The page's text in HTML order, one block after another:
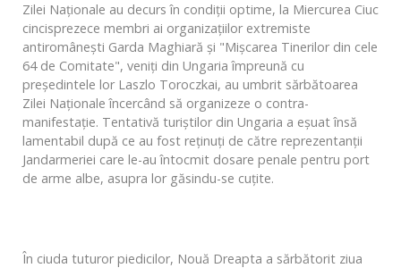
Zilei Naţionale au decurs în condiţii optime, la Miercurea Ciuc
cincisprezece membri ai organizaţiilor extremiste
antiromâneşti Garda Maghiară şi "Mişcarea Tinerilor din cele
64 de Comitate", veniţi din Ungaria împreună cu
preşedintele lor Laszlo Toroczkai, au umbrit sărbătoarea
Zilei Naţionale încercând să organizeze o contra-
manifestaţie. Tentativă turiştilor din Ungaria a eşuat însă
lamentabil după ce au fost reţinuţi de către reprezentanţii
Jandarmeriei care le-au întocmit dosare penale pentru port
de arme albe, asupra lor găsindu-se cuţite.
În ciuda tuturor piedicilor, Nouă Dreapta a sărbătorit ziua